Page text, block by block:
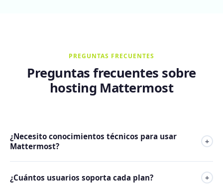
PREGUNTAS FRECUENTES
Preguntas frecuentes sobre
hosting Mattermost
¿Necesito conocimientos técnicos para usar
Mattermost?
+
primer día puedes crear canales, invitar usuarios y empezar
¿Cuántos usuarios soporta cada plan? +